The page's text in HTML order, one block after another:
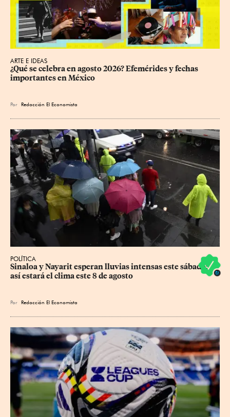
ARTE E IDEAS
¿Qué se celebra en agosto 2026? Efemérides y fechas
importantes en México
Por Redacción El Economista
POLÍTICA
Sinaloa y Nayarit esperan lluvias intensas este sábado;
así estará el clima este 8 de agosto
Por Redacción El Economista